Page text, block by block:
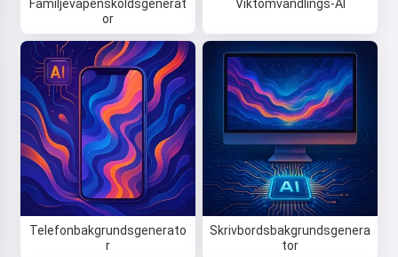
Familjevapensköldsgenerat
or
Viktomvandlings-AI
Telefonbakgrundsgenerato
r
Skrivbordsbakgrundsgenera
tor